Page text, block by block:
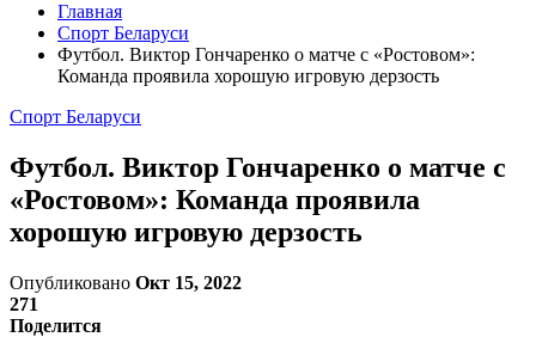
Главная
Спорт Беларуси
Футбол. Виктор Гончаренко о матче с «Ростовом»:
Команда проявила хорошую игровую дерзость
Спорт Беларуси
Футбол. Виктор Гончаренко о матче с
«Ростовом»: Команда проявила
хорошую игровую дерзость
Опубликовано Окт 15, 2022
271
Поделится